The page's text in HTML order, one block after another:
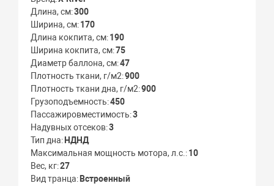
Длина, см 300
Ширина, см 170
Длина кокпита, см 190
Ширина кокпита, см 75
Диаметр баллона, см 47
Плотность ткани, г/м2 900
Плотность ткани дна, г/м2 900
Грузоподъемность 450
Пассажировместимость 3
Надувных отсеков 3
Тип дна НДНД
Максимальная мощность мотора, л.с. 10
Вес, кг 27
Вид транца Встроенный